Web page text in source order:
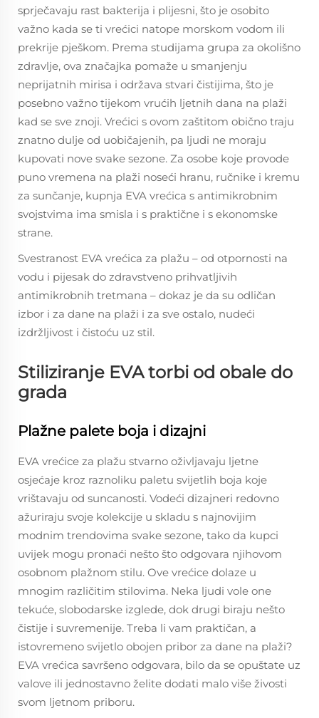
sprječavaju rast bakterija i plijesni, što je osobito
važno kada se ti vrećici natope morskom vodom ili
prekrije pješkom. Prema studijama grupa za okolišno
zdravlje, ova značajka pomaže u smanjenju
neprijatnih mirisa i održava stvari čistijima, što je
posebno važno tijekom vrućih ljetnih dana na plaži
kad se sve znoji. Vrećici s ovom zaštitom obično traju
znatno dulje od uobičajenih, pa ljudi ne moraju
kupovati nove svake sezone. Za osobe koje provode
puno vremena na plaži noseći hranu, ručnike i kremu
za sunčanje, kupnja EVA vrećica s antimikrobnim
svojstvima ima smisla i s praktične i s ekonomske
strane.
Svestranost EVA vrećica za plažu – od otpornosti na
vodu i pijesak do zdravstveno prihvatljivih
antimikrobnih tretmana – dokaz je da su odličan
izbor i za dane na plaži i za sve ostalo, nudeći
izdržljivost i čistoću uz stil.
Stiliziranje EVA torbi od obale do
grada
Plažne palete boja i dizajni
EVA vrećice za plažu stvarno oživljavaju ljetne
osjećaje kroz raznoliku paletu svijetlih boja koje
vrištavaju od suncanosti. Vodeći dizajneri redovno
ažuriraju svoje kolekcije u skladu s najnovijim
modnim trendovima svake sezone, tako da kupci
uvijek mogu pronaći nešto što odgovara njihovom
osobnom plažnom stilu. Ove vrećice dolaze u
mnogim različitim stilovima. Neka ljudi vole one
tekuće, slobodarske izglede, dok drugi biraju nešto
čistije i suvremenije. Treba li vam praktičan, a
istovremeno svijetlo obojen pribor za dane na plaži?
EVA vrećica savršeno odgovara, bilo da se opuštate uz
valove ili jednostavno želite dodati malo više živosti
svom ljetnom priboru.